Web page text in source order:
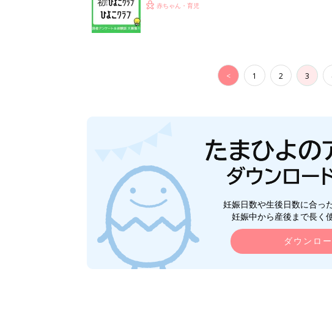
赤ちゃん・育児
< 1 2 3
妊娠日数や生後日数に合っ
妊娠中から産後まで長く
ダウンロ